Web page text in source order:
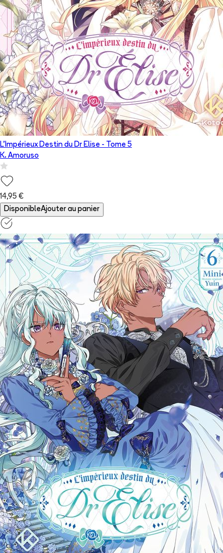
L'Impérieux Destin du Dr Elise - Tome 5
K. Amoruso
14,95 €
DisponibleAjouter au panier